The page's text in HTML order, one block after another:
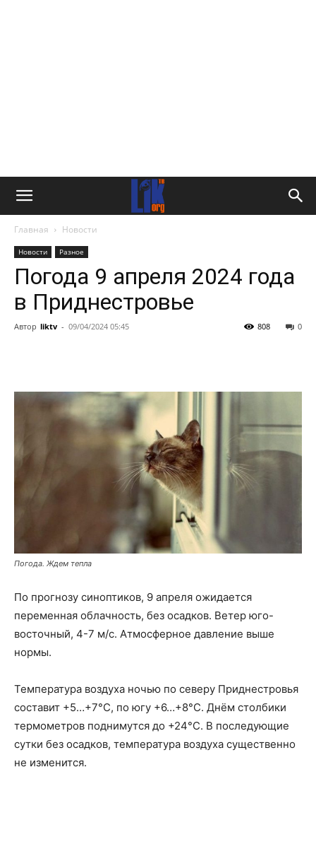
Главная Новости
Новости Разное
Погода 9 апреля 2024 года
в Приднестровье
Автор liktv - 09/04/2024 05:45 0
808
Погода. Ждем тепла
По прогнозу синоптиков, 9 апреля ожидается
переменная облачность, без осадков. Ветер юго-
восточный, 4-7 м/с. Атмосферное давление выше
нормы.
Температура воздуха ночью по северу Приднестровья
составит +5…+7°С, по югу +6…+8°С. Днём столбики
термометров поднимутся до +24°С. В последующие
сутки без осадков, температура воздуха существенно
не изменится.